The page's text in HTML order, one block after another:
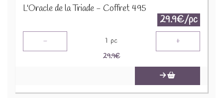
L'Oracle de la Triade - Coffret 495
29.9€/pc
- 1 pc +
29.9€